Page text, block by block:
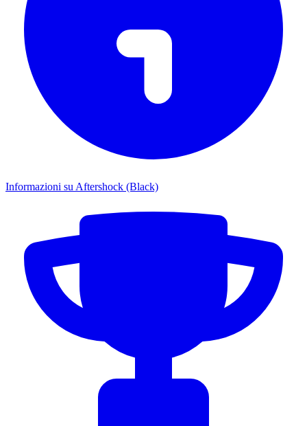
Informazioni su Aftershock (Black)